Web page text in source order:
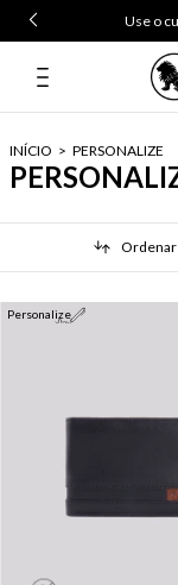
Use o
INÍCIO > PERSONALIZE
Ordenar
Personalize